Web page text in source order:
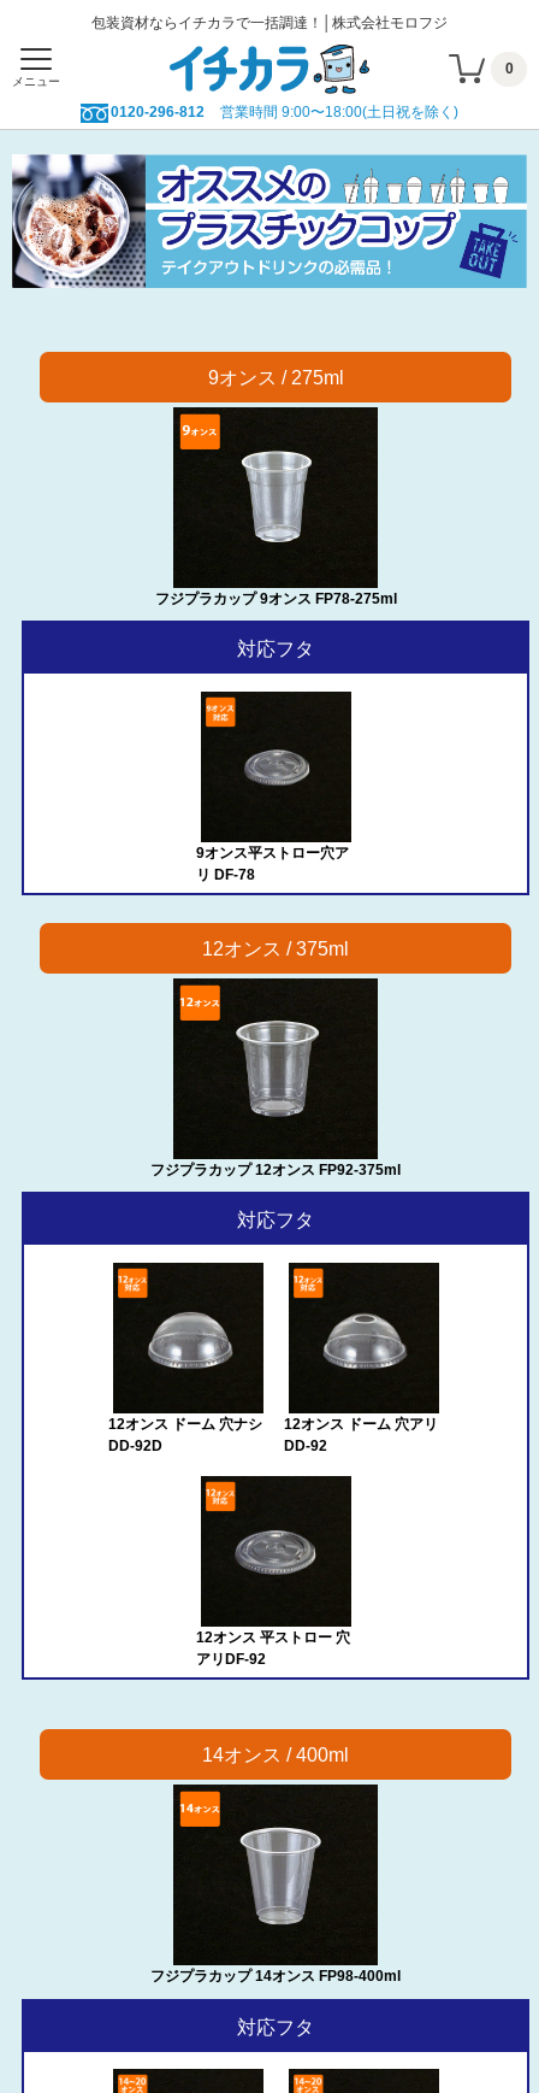
包装資材ならイチカラで一括調達！│株式会社モロフジ
メニュー
0
0120-296-812 営業時間 9:00〜18:00(土日祝を除く)
9オンス / 275ml
フジプラカップ 9オンス FP78-275ml
対応フタ
9オンス平ストロー穴ア
リ DF-78
12オンス / 375ml
フジプラカップ 12オンス FP92-375ml
対応フタ
12オンス ドーム 穴ナシ
DD-92D
12オンス ドーム 穴アリ
DD-92
12オンス 平ストロー 穴
アリDF-92
14オンス / 400ml
フジプラカップ 14オンス FP98-400ml
対応フタ